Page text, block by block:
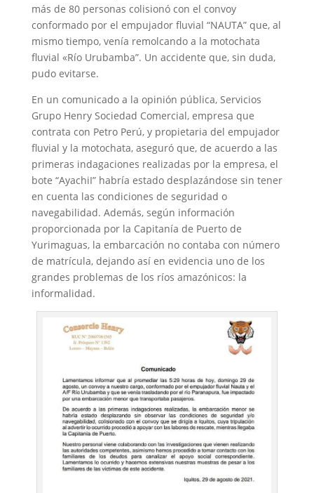
más de 80 personas colisionó con el convoy
conformado por el empujador fluvial “NAUTA” que, al
mismo tiempo, venía remolcando a la motochata
fluvial «Río Urubamba”. Un accidente que, sin duda,
pudo evitarse.
En un comunicado a la opinión pública, Servicios
Grupo Henry Sociedad Comercial, empresa que
contrata con Petro Perú, y propietaria del empujador
fluvial y la motochata, aseguró que, de acuerdo a las
primeras indagaciones realizadas por la empresa, el
bote “AyachiI” habría estado desplazándose sin tener
en cuenta las condiciones de seguridad o
navegabilidad. Además, según información
proporcionada por la Capitanía de Puerto de
Yurimaguas, la embarcación no contaba con número
de matrícula, dejando así en evidencia uno de los
grandes problemas de los ríos amazónicos: la
informalidad.